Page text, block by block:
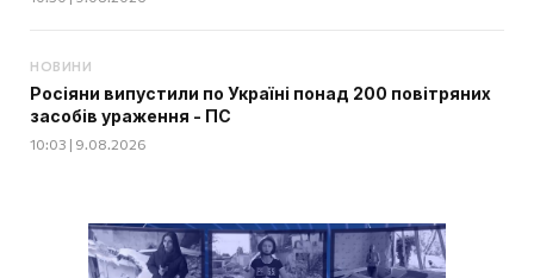
НОВИНИ
Росіяни випустили по Україні понад 200 повітряних
засобів ураження - ПС
10:03 | 9.08.2026